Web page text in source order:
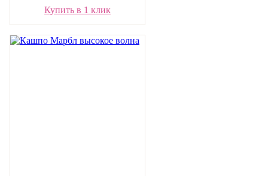
Купить в 1 клик